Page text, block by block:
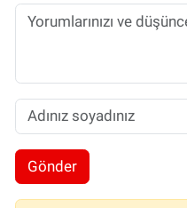
Gönder